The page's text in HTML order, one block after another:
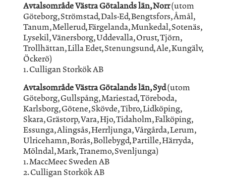
Avtalsområde Västra Götalands län, Norr(utom
Göteborg, Strömstad, Dals-Ed, Bengtsfors, Åmål,
Tanum, Mellerud, Färgelanda, Munkedal, Sotenäs,
Lysekil, Vänersborg, Uddevalla, Orust, Tjörn,
Trollhättan, Lilla Edet, Stenungsund, Ale, Kungälv,
Öckerö)
1. Culligan Storkök AB
Avtalsområde Västra Götalands län, Syd(utom
Göteborg, Gullspång, Mariestad, Töreboda,
Karlsborg, Götene, Skövde, Tibro, Lidköping,
Skara, Grästorp, Vara, Hjo, Tidaholm, Falköping,
Essunga, Alingsås, Herrljunga, Vårgårda, Lerum,
Ulricehamn, Borås, Bollebygd, Partille, Härryda,
Mölndal, Mark, Tranemo, Svenljunga)
1. MaccMeec Sweden AB
2. Culligan Storkök AB